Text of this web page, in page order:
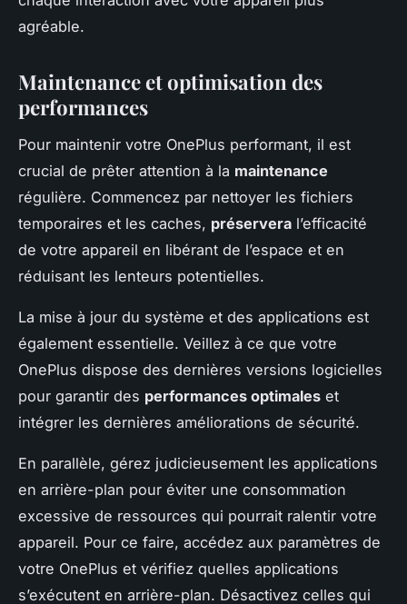
agréable.
Maintenance et optimisation des
performances
Pour maintenir votre OnePlus performant, il est
crucial de prêter attention à la maintenance
régulière. Commencez par nettoyer les fichiers
temporaires et les caches, préservera l’efficacité
de votre appareil en libérant de l’espace et en
réduisant les lenteurs potentielles.
La mise à jour du système et des applications est
également essentielle. Veillez à ce que votre
OnePlus dispose des dernières versions logicielles
pour garantir des performances optimales et
intégrer les dernières améliorations de sécurité.
En parallèle, gérez judicieusement les applications
en arrière-plan pour éviter une consommation
excessive de ressources qui pourrait ralentir votre
appareil. Pour ce faire, accédez aux paramètres de
votre OnePlus et vérifiez quelles applications
s’exécutent en arrière-plan. Désactivez celles qui